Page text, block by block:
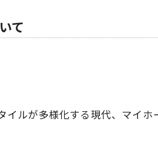
て
イルが多様化する現代、マイ